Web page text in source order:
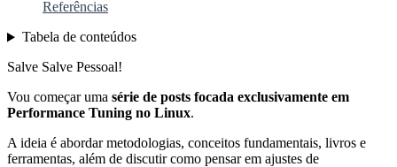
Referências
Tabela de conteúdos
Salve Salve Pessoal!
Vou começar uma série de posts focada exclusivamente em
Performance Tuning no Linux.
A ideia é abordar metodologias, conceitos fundamentais, livros e
ferramentas, além de discutir como pensar em ajustes de